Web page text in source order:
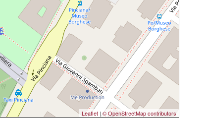
Leaflet |© OpenStreetMap contributors